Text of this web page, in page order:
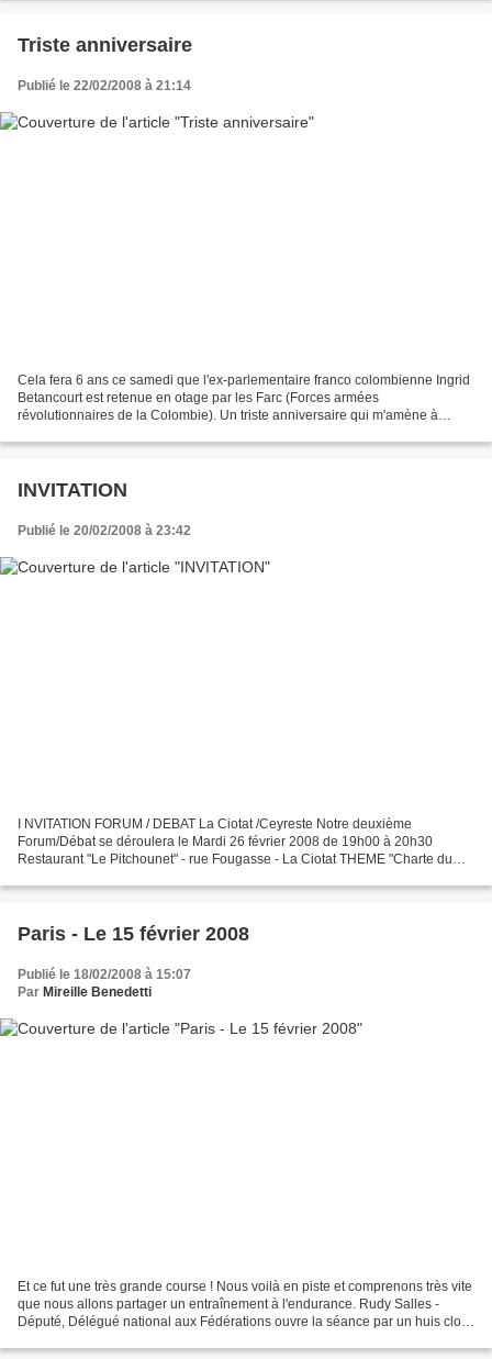
Triste anniversaire
Publié le 22/02/2008 à 21:14
Cela fera 6 ans ce samedi que l'ex-parlementaire franco colombienne Ingrid
Betancourt est retenue en otage par les Farc (Forces armées
révolutionnaires de la Colombie). Un triste anniversaire qui m'amène à
INVITATION
Publié le 20/02/2008 à 23:42
I NVITATION FORUM / DEBAT La Ciotat /Ceyreste Notre deuxième
Forum/Débat se déroulera le Mardi 26 février 2008 de 19h00 à 20h30
Restaurant "Le Pitchounet" - rue Fougasse - La Ciotat THEME "Charte du
Paris - Le 15 février 2008
Publié le 18/02/2008 à 15:07
Par Mireille Benedetti
Et ce fut une très grande course ! Nous voilà en piste et comprenons très vite
que nous allons partager un entraînement à l'endurance. Rudy Salles -
Député, Délégué national aux Fédérations ouvre la séance par un huis clos